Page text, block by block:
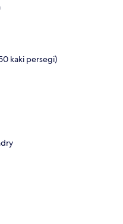
kaki persegi)